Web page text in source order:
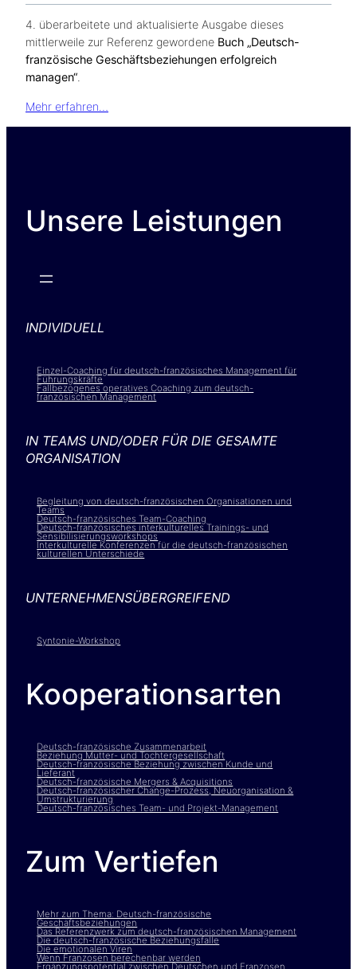
4. überarbeitete und aktualisierte Ausgabe dieses
mittlerweile zur Referenz gewordene Buch „Deutsch-
französische Geschäftsbeziehungen erfolgreich
managen“
Mehr erfahren…
Unsere Leistungen
INDIVIDUELL
Einzel-Coaching für deutsch-französisches Management für
Führungskräfte
Fallbezogenes operatives Coaching zum deutsch-
französischen Management
IN TEAMS UND/ODER FÜR DIE GESAMTE
ORGANISATION
Begleitung von deutsch-französischen Organisationen und
Teams
Deutsch-französisches Team-Coaching
Deutsch-französisches interkulturelles Trainings- und
Sensibilisierungsworkshops
Interkulturelle Konferenzen für die deutsch-französischen
kulturellen Unterschiede
UNTERNEHMENSÜBERGREIFEND
Syntonie-Workshop
Kooperationsarten
Deutsch-französische Zusammenarbeit
Beziehung Mutter- und Tochtergesellschaft
Deutsch-französische Beziehung zwischen Kunde und
Lieferant
Deutsch-französische Mergers & Acquisitions
Deutsch-französischer Change-Prozess, Neuorganisation &
Umstrukturierung
Deutsch-französisches Team- und Projekt-Management
Zum Vertiefen
Mehr zum Thema: Deutsch-französische
Geschäftsbeziehungen
Das Referenzwerk zum deutsch-französischen Management
Die deutsch-französische Beziehungsfalle
Die emotionalen Viren
Wenn Franzosen berechenbar werden
Ergänzungspotential zwischen Deutschen und Franzosen